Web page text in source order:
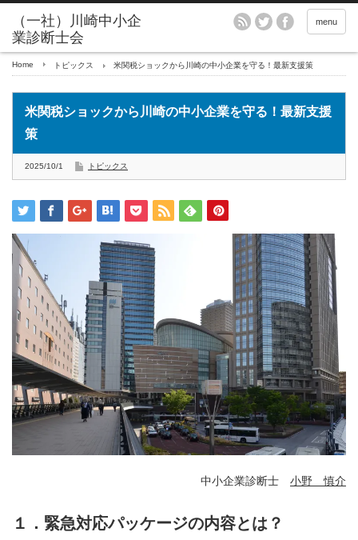
menu
Home トピックス 米関税ショックから川崎の中小企業を守る！最新支援策
米関税ショックから川崎の中小企業を守る！最新支援
策
2025/10/1 トピックス
中小企業診断士 小野 慎介
１．緊急対応パッケージの内容とは？